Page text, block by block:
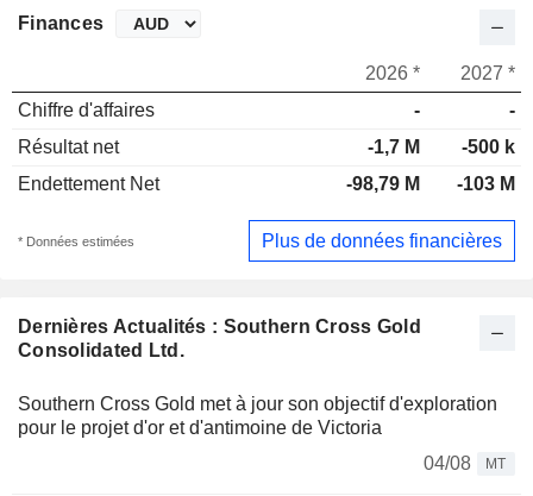
Dernières Actualités : Southern Cross Gold
Consolidated Ltd.
Southern Cross Gold met à jour son objectif d'exploration
pour le projet d'or et d'antimoine de Victoria
04/08
MT
Finances
2026 *
2027 *
Chiffre d'affaires
-
-
Résultat net
-1,7 M
-500 k
Endettement Net
-98,79 M -103 M
* Données estimées Plus de données financières